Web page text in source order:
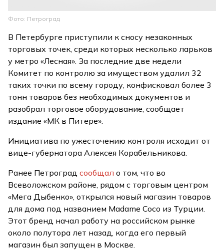
Фото: Петроград
В Петербурге приступили к сносу незаконных
торговых точек, среди которых несколько ларьков
у метро «Лесная». За последние две недели
Комитет по контролю за имуществом удалил 32
таких точки по всему городу, конфисковал более 3
тонн товаров без необходимых документов и
разобрал торговое оборудование, сообщает
издание «МК в Питере».
Инициатива по ужесточению контроля исходит от
вице-губернатора Алексея Корабельникова.
Ранее Петроградсообщало том, что во
Всеволожском районе, рядом с торговым центром
«Мега Дыбенко», открылся новый магазин товаров
для дома под названием Madame Coco из Турции.
Этот бренд начал работу на российском рынке
около полутора лет назад, когда его первый
магазин был запущен в Москве.